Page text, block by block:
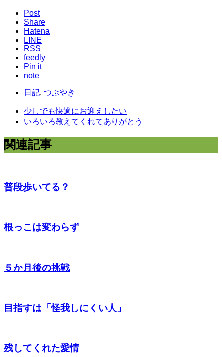
Post
Share
Hatena
LINE
RSS
feedly
Pin it
note
日記, つぶやき
少しでも快適にお迎えしたい
いろいろ教えてくれてありがとう
関連記事
普段歩いてる？
根っこは変わらず
５か月後の挑戦
目指すは「怪我しにくい人」
残してくれた愛情